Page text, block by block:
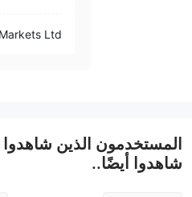
Ltd
المستخدمون الذين شاهدوا
شاهدوا أيضًا..